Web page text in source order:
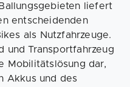
liefert
entscheidenden
als Nutzfahrzeuge.
und Transportfahrzeug
Mobilitätslösung dar,
Akkus und des